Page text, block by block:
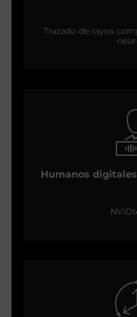
Trazado de rayos
Humanos